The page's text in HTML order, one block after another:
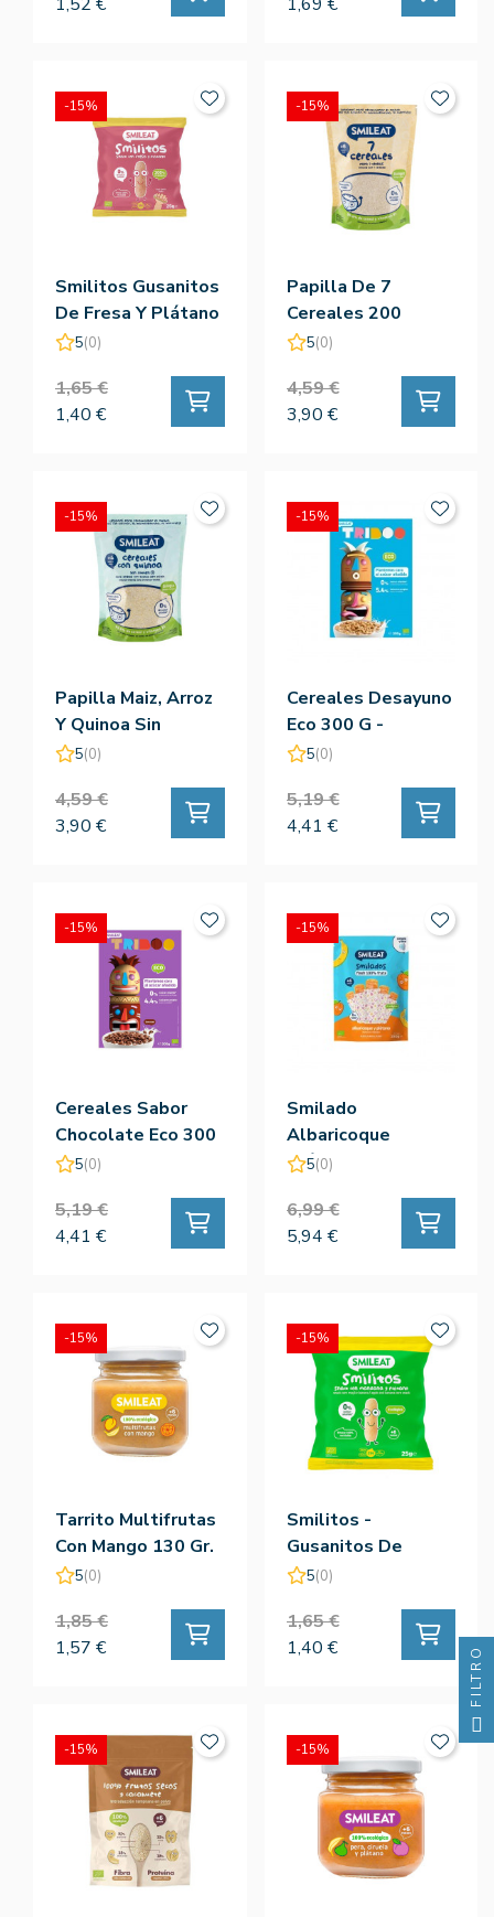
Smilitos Gusanitos
De Fresa Y Plátano
25g
5(0)
1,65 €
1,40 €
-15%
Papilla De 7
Cereales 200
Gramos Eco -
5(0)
4,59 €
3,90 €
-15%
Papilla Maiz, Arroz
Y Quinoa Sin
Gluten 200 Gramos
5(0)
4,59 €
3,90 €
-15%
Cereales Desayuno
Eco 300 G -
Smileat
5(0)
5,19 €
4,41 €
-15%
Cereales Sabor
Chocolate Eco 300
G - Smileat
5(0)
5,19 €
4,41 €
-15%
Smilado
Albaricoque
Plátano Eco 50 G -
5(0)
6,99 €
5,94 €
-15%
Tarrito Multifrutas
Con Mango 130 Gr.
- Smileat
5(0)
1,85 €
1,57 €
-15%
Smilitos -
Gusanitos De
Manzana Y Platano
5(0)
1,65 €
1,40 €
-15%
-15% -15%
FILTRO